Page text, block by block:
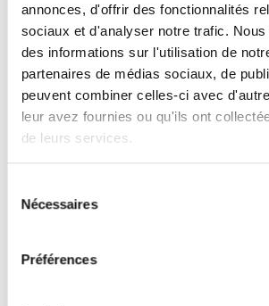
annonces, d'offrir des fonctionnalités
sociaux et d'analyser notre trafic.
des informations sur l'utilisation de
partenaires de médias sociaux, de
peuvent combiner celles-ci avec
leur avez fournies ou qu'ils ont
de leurs services.
Nécessaires
Préférences
Raidisseur compatible pour
mm